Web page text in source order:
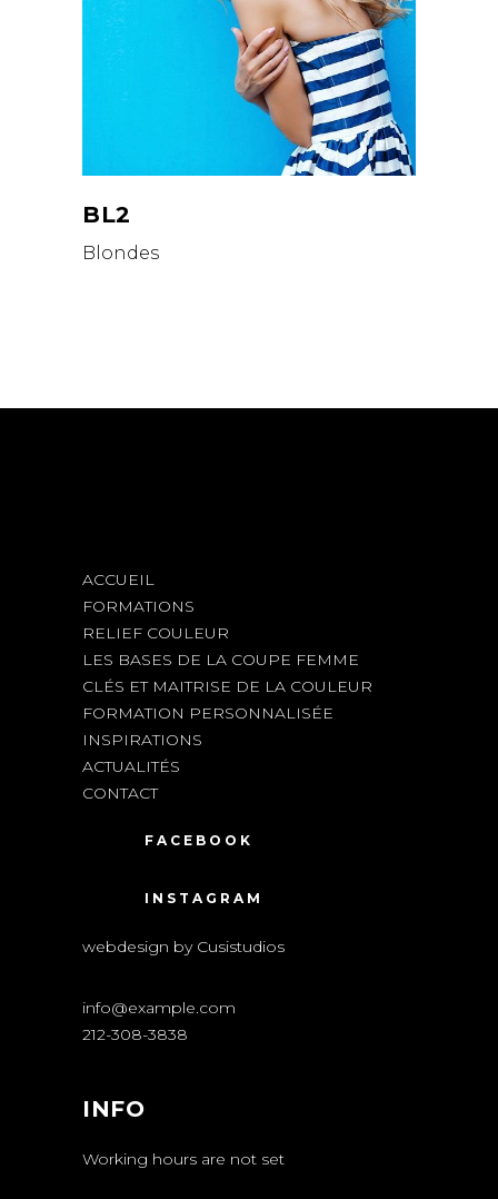
BL2
Blondes
ACCUEIL
FORMATIONS
RELIEF COULEUR
LES BASES DE LA COUPE FEMME
CLÉS ET MAITRISE DE LA COULEUR
FORMATION PERSONNALISÉE
INSPIRATIONS
ACTUALITÉS
CONTACT
FACEBOOK
INSTAGRAM
webdesign by Cusistudios
info@example.com
212-308-3838
INFO
Working hours are not set